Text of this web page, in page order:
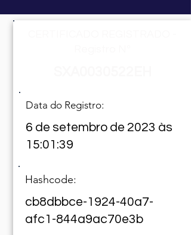
Data do Registro:
6 de setembro de 2023 às
15:01:39
Hashcode:
cb8dbbce-1924-40a7-
afc1-844a9ac70e3b